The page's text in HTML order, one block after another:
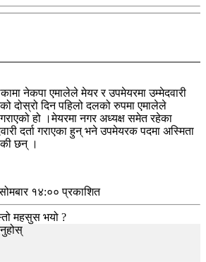
नेकपा एमालेले मेयर र उपमेयरमा उम्मेदवारी
दोस्रो दिन पहिलो दलको रुपमा एमालेले
गराएको हो ।मेयरमा नगर अध्यक्ष समेत रहेका
दर्ता गराएका हुन् भने उपमेयरक पदमा अस्मिता
छन् ।
१४:०० प्रकाशित
महसुस भयो ?